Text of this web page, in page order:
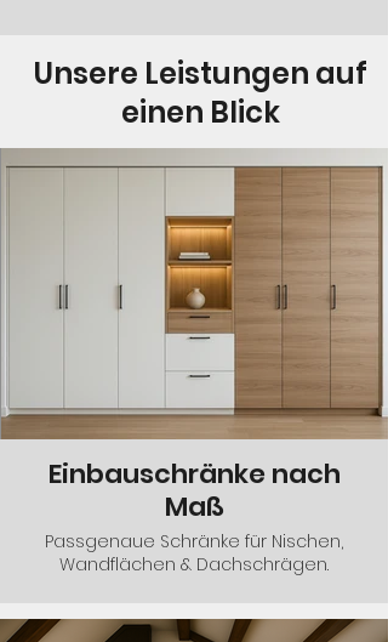
Unsere Leistungen auf
einen Blick
Einbauschränke nach
Maß
Passgenaue Schränke für Nischen,
Wandflächen & Dachschrägen.